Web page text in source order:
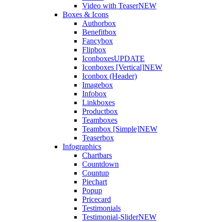
Video with TeaserNEW
Boxes & Icons
Authorbox
Benefitbox
Fancybox
Flipbox
IconboxesUPDATE
Iconboxes [Vertical]NEW
Iconbox (Header)
Imagebox
Infobox
Linkboxes
Productbox
Teamboxes
Teambox [Simple]NEW
Teaserbox
Infographics
Chartbars
Countdown
Countup
Piechart
Popup
Pricecard
Testimonials
Testimonial-SliderNEW